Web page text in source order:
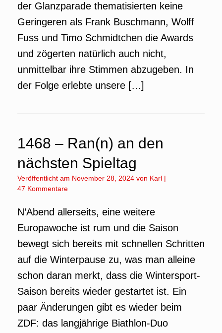
der Glanzparade thematisierten keine
Geringeren als Frank Buschmann, Wolff
Fuss und Timo Schmidtchen die Awards
und zögerten natürlich auch nicht,
unmittelbar ihre Stimmen abzugeben. In
der Folge erlebte unsere […]
1468 – Ran(n) an den
nächsten Spieltag
Veröffentlicht am November 28, 2024 von Karl |
47 Kommentare
N’Abend allerseits, eine weitere
Europawoche ist rum und die Saison
bewegt sich bereits mit schnellen Schritten
auf die Winterpause zu, was man alleine
schon daran merkt, dass die Wintersport-
Saison bereits wieder gestartet ist. Ein
paar Änderungen gibt es wieder beim
ZDF: das langjährige Biathlon-Duo